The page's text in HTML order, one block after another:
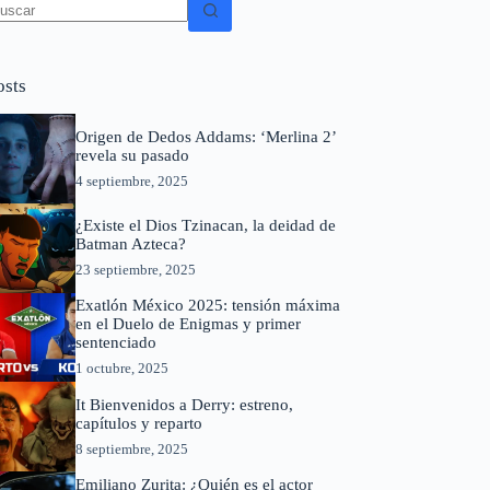
Origen de Dedos Addams: ‘Merlina 2’
revela su pasado
4 septiembre, 2025
¿Existe el Dios Tzinacan, la deidad de
Batman Azteca?
23 septiembre, 2025
Exatlón México 2025: tensión máxima
en el Duelo de Enigmas y primer
sentenciado
1 octubre, 2025
It Bienvenidos a Derry: estreno,
capítulos y reparto
8 septiembre, 2025
Emiliano Zurita: ¿Quién es el actor